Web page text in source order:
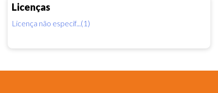
Licenças
Licença não especif...(1)